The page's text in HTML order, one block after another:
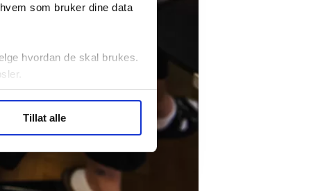
som bruker dine data
hvordan de skal brukes.
statistikk.
Tillat alle